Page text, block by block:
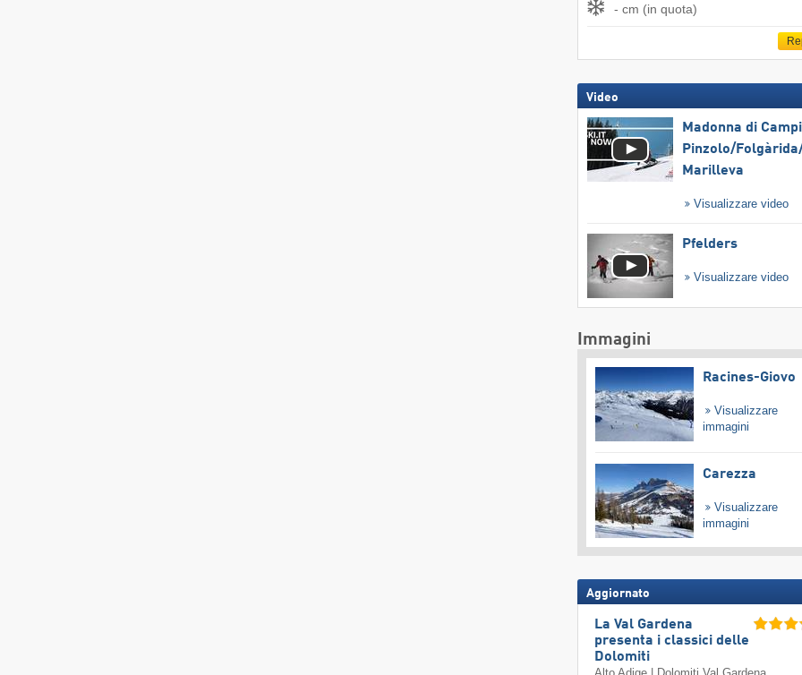
- cm (in quota)
Video
Madonna di
Pinzolo/​
Marilleva
Visualizzare video
Pfelders
Visualizzare video
Immagini
Racines-Giovo
Visualizzare
immagini
Carezza
Visualizzare
immagini
Aggiornato
La Val Gardena
presenta i classici delle
Dolomiti